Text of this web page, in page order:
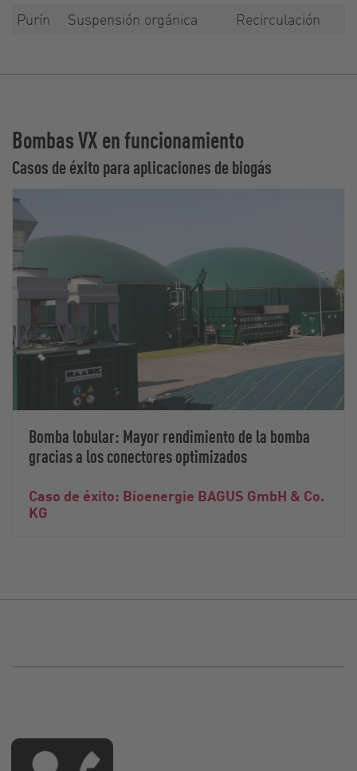
Purín Suspensión orgánica Recirculación
Bombas VX en funcionamiento
Casos de éxito para aplicaciones de biogás
Bomba lobular: Mayor rendimiento de la bomba
gracias a los conectores optimizados
Caso de éxito: Bioenergie BAGUS GmbH & Co.
KG